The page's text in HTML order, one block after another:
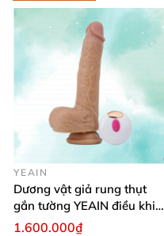
YEAIN
Dương vật giả rung thụt
gắn tường YEAIN điều khiển
từ xa
1.600.000₫